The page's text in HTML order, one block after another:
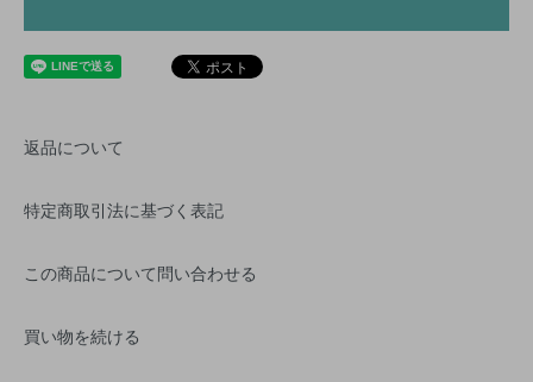
返品について
特定商取引法に基づく表記
この商品について問い合わせる
買い物を続ける